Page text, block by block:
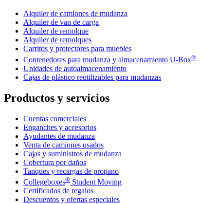
Alquiler de camiones de mudanza
Alquiler de van de carga
Alquiler de remolque
Alquiler de remolques
Carritos y protectores para muebles
Contenedores para mudanza y almacenamiento U-Box®
Unidades de autoalmacenamiento
Cajas de plástico reutilizables para mudanzas
Productos y servicios
Cuentas comerciales
Enganches y accesorios
Ayudantes de mudanza
Venta de camiones usados
Cajas y suministros de mudanza
Cobertura por daños
Tanques y recargas de propano
Collegeboxes® Student Moving
Certificados de regalos
Descuentos y ofertas especiales